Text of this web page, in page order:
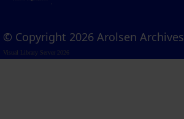
© Copyright 2026 Arolsen Archives
Visual Library Server 2026